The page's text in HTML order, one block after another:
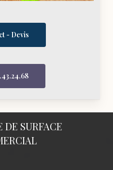
- Devis
DE SURFACE